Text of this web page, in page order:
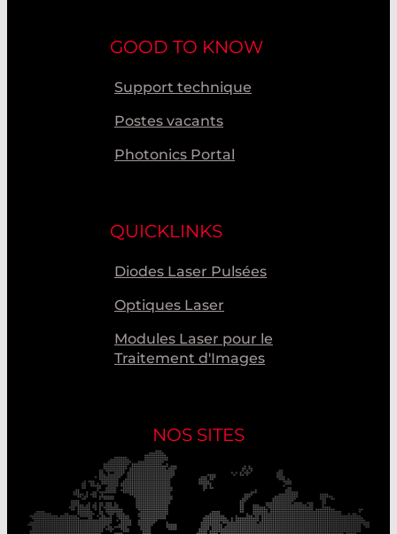
GOOD TO KNOW
Support technique
Postes vacants
Photonics Portal
QUICKLINKS
Diodes Laser Pulsées
Optiques Laser
Modules Laser pour le
Traitement d'Images
NOS SITES